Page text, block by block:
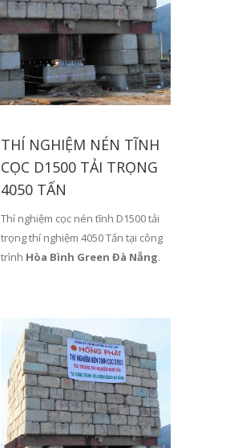
THÍ NGHIỆM NÉN TĨNH
CỌC D1500 TẢI TRỌNG
4050 TẤN
Thí nghiệm cọc nén tĩnh D1500 tải
trọng thí nghiệm 4050 Tấn tại công
trình Hòa Bình Green Đà Nẵng.